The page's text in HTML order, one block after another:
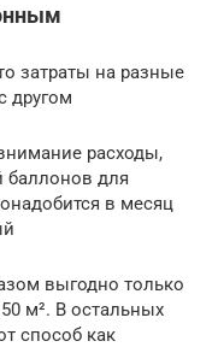
затраты на разные
другом
расходы,
баллонов для
в месяц
выгодно только
м². В остальных
способ как